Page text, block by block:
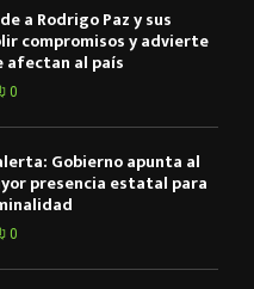
a Rodrigo Paz y sus
compromisos y advierte
afectan al país
0
Gobierno apunta al
presencia estatal para
0